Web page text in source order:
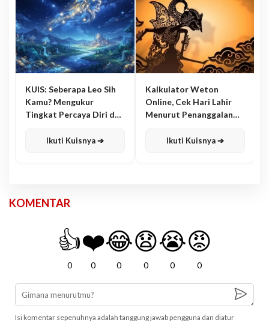
KUIS: Seberapa Leo Sih
Kamu? Mengukur
Tingkat Percaya Diri dan
Ikuti Kuisnya ➔
Kalkulator Weton
Online, Cek Hari Lahir
Menurut Penanggalan
Ikuti Kuisnya ➔
KOMENTAR
👍
0
❤️
0
😂
0
😧
0
😭
0
😡
0
Isi komentar sepenuhnya adalah tanggung jawab pengguna dan diatur